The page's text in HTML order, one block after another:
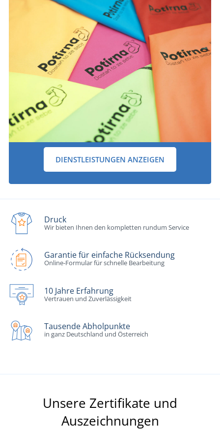
DIENSTLEISTUNGEN ANZEIGEN
Druck
Wir bieten Ihnen den kompletten rundum Service
Garantie für einfache Rücksendung
Online-Formular für schnelle Bearbeitung
10 Jahre Erfahrung
Vertrauen und Zuverlässigkeit
Tausende Abholpunkte
in ganz Deutschland und Österreich
Unsere Zertifikate und
Auszeichnungen